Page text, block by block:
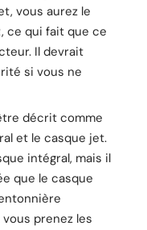
vous aurez le
ce qui fait que ce
Il devrait
si vous ne
décrit comme
et le casque jet.
intégral, mais il
que le casque
prenez les